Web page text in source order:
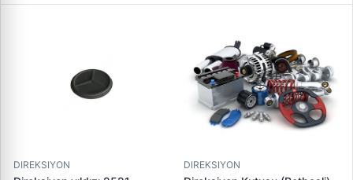
DIREKSIYON DIREKSIYON